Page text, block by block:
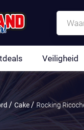
Veiligheid
Cake Rocking